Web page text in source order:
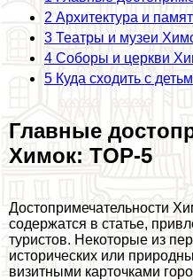
2 Архитектура и
3 Театры и музеи
4 Соборы и церкви
5 Куда сходить с
Главные
Химок: TOP-5
Достопримечательности
содержатся в статье,
туристов. Некоторые из
исторических или
визитными карточками